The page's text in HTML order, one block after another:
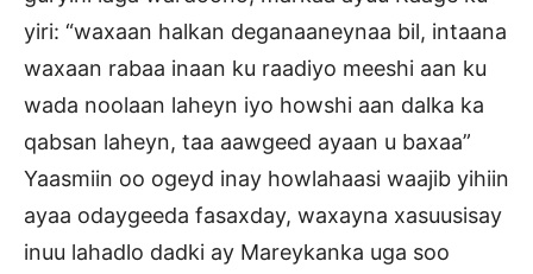
yiri: “waxaan halkan deganaaneynaa bil, intaana
waxaan rabaa inaan ku raadiyo meeshi aan ku
wada noolaan laheyn iyo howshi aan dalka ka
qabsan laheyn, taa aawgeed ayaan u baxaa”
Yaasmiin oo ogeyd inay howlahaasi waajib yihiin
ayaa odaygeeda fasaxday, waxayna xasuusisay
inuu lahadlo dadki ay Mareykanka uga soo